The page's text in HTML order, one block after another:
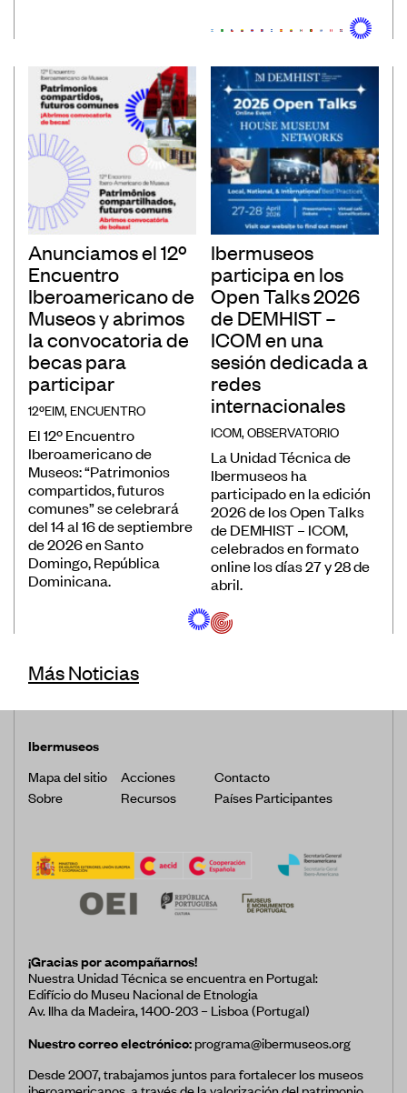
Anunciamos el 12º
Encuentro
Iberoamericano de
Museos y abrimos
la convocatoria de
becas para
participar
12ºEIM, ENCUENTRO
El 12º Encuentro
Iberoamericano de
Museos: “Patrimonios
compartidos, futuros
comunes” se celebrará
del 14 al 16 de septiembre
de 2026 en Santo
Domingo, República
Dominicana.
Ibermuseos
participa en los
Open Talks 2026
de DEMHIST –
ICOM en una
sesión dedicada a
redes
internacionales
ICOM,OBSERVATORIO
La Unidad Técnica de
Ibermuseos ha
participado en la edición
2026 de los Open Talks
de DEMHIST – ICOM,
celebrados en formato
online los días 27 y 28 de
abril.
Más Noticias
Ibermuseos
Mapa del sitio
Acciones
Contacto
Sobre
Recursos Países Participantes
¡Gracias por acompañarnos!
Nuestra Unidad Técnica se encuentra en Portugal:
Edifício do Museu Nacional de Etnologia
Av. Ilha da Madeira, 1400-203 – Lisboa (Portugal)
Nuestro correo electrónico:programa@ibermuseos.org
Desde 2007, trabajamos juntos para fortalecer los museos